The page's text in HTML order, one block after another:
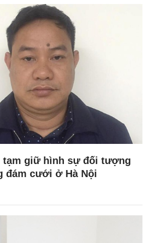
tạm giữ hình sự đối tượng
đám cưới ở Hà Nội